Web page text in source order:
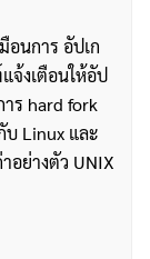
นการ อัปเก
จ้งเตือนให้อัป
าร hard fork
บ Linux และ
อย่างตัว UNIX